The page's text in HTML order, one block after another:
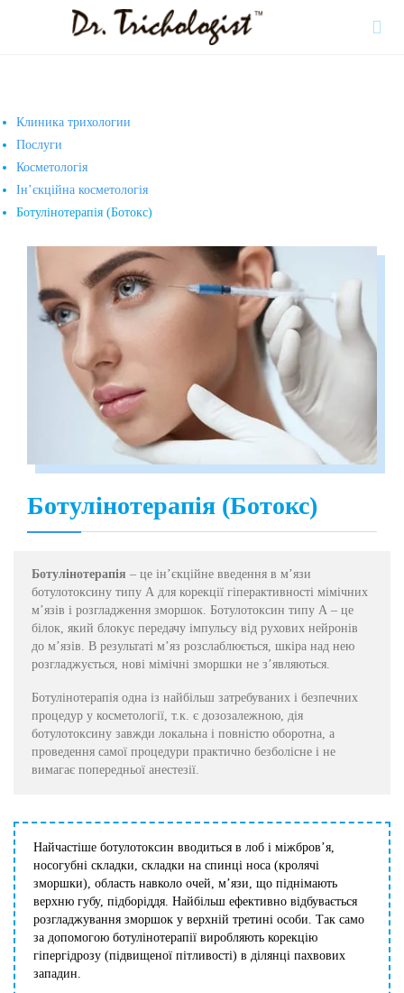

Клиника трихологии
Послуги
Косметологія
Ін’єкційна косметологія
Ботулінотерапія (Ботокс)
Ботулінотерапія (Ботокс)
Ботулінотерапія – це ін’єкційне введення в м’язи
ботулотоксину типу А для корекції гіперактивності мімічних
м’язів і розгладження зморшок. Ботулотоксин типу А – це
білок, який блокує передачу імпульсу від рухових нейронів
до м’язів. В результаті м’яз розслаблюється, шкіра над нею
розгладжується, нові мімічні зморшки не з’являються.
Ботулінотерапія одна із найбільш затребуваних і безпечних
процедур у косметології, т.к. є дозозалежною, дія
ботулотоксину завжди локальна і повністю оборотна, а
проведення самої процедури практично безболісне і не
вимагає попередньої анестезії.
Найчастіше ботулотоксин вводиться в лоб і міжбров’я,
носогубні складки, складки на спинці носа (кролячі
зморшки), область навколо очей, м’язи, що піднімають
верхню губу, підборіддя. Найбільш ефективно відбувається
розгладжування зморшок у верхній третині особи. Так само
за допомогою ботулінотерапії виробляють корекцію
гіпергідрозу (підвищеної пітливості) в ділянці пахвових
западин.